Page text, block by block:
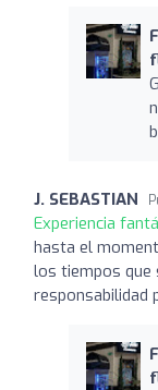
J. SEBASTIAN
Experiencia
hasta el
los tiempos que
responsabilidad